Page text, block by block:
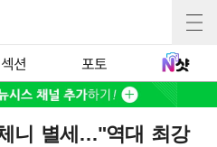
섹션 포토
니 별세…"역대 최강